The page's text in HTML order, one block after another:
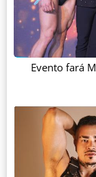
Evento fará